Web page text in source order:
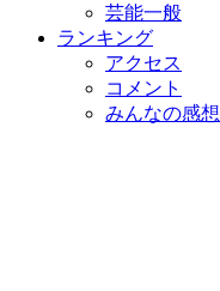
芸能一般
ランキング
アクセス
コメント
みんなの感想